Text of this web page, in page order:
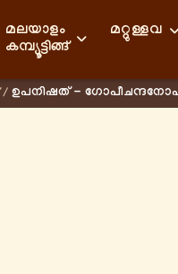
മലയാളം
കമ്പ്യൂട്ടിങ്ങ്
മറ്റുള്ളവ
/ ഉപനിഷത് -